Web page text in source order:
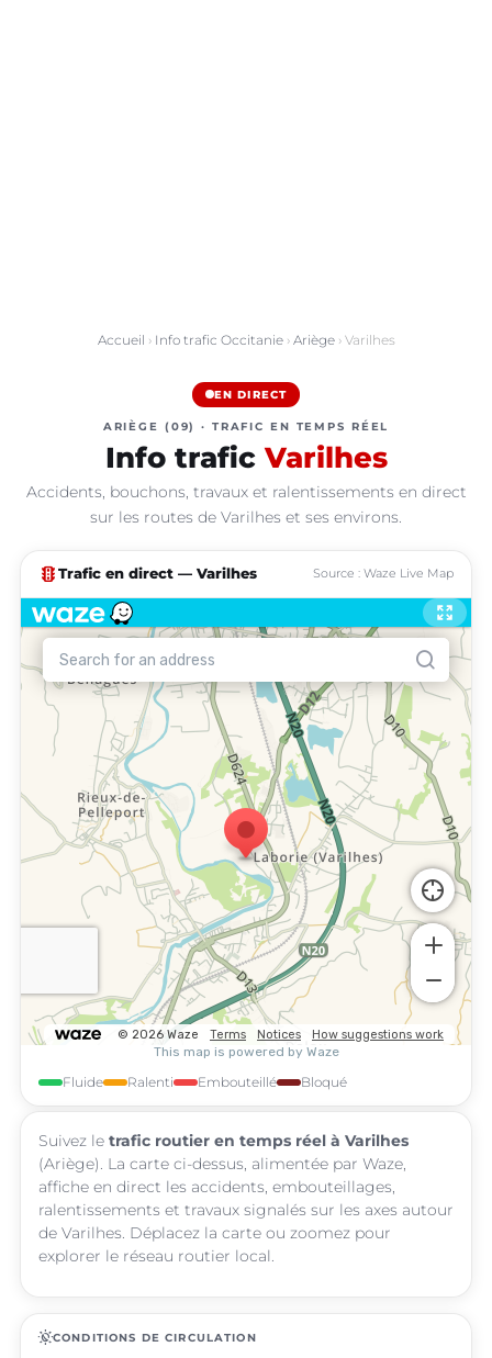
Accueil › Info trafic Occitanie› Ariège› Varilhes
EN DIRECT
ARIÈGE (09) · TRAFIC EN TEMPS RÉEL
Info trafic Varilhes
Accidents, bouchons, travaux et ralentissements en direct
sur les routes de Varilhes et ses environs.
traffic Trafic en direct — Varilhes Source : Waze Live Map
Fluide Ralenti Embouteillé Bloqué
Suivez le trafic routier en temps réel à Varilhes
(Ariège). La carte ci-dessus, alimentée par Waze,
affiche en direct les accidents, embouteillages,
ralentissements et travaux signalés sur les axes autour
de Varilhes. Déplacez la carte ou zoomez pour
explorer le réseau routier local.
routineCONDITIONS DE CIRCULATION